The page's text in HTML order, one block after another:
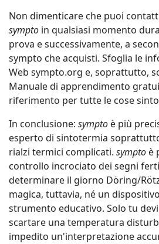
Non dimenticare che puoi
sympto in qualsiasi momento
prova e successivamente, a
sympto che acquisti. Sfoglia le
Web sympto.org e, soprattutto,
Manuale di apprendimento
riferimento per tutte le cose
In conclusione: sympto è più
esperto di sintotermia
rialzi termici complicati. sympto è
controllo incrociato dei segni
determinare il giorno Döring/
magica, tuttavia, né un
strumento educativo. Solo tu
scartare una temperatura
impedito un'interpretazione